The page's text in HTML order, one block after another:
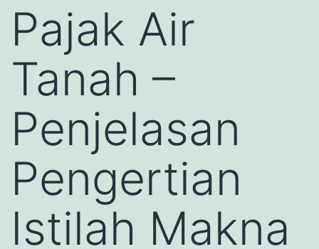
Pajak Air
Tanah –
Penjelasan
Pengertian
Istilah Makna